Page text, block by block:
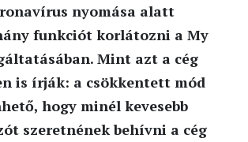
nyomása alatt
funkciót korlátozni a My
Mint azt a cég
is írják: a csökkentett mód
hogy minél kevesebb
szeretnének behívni a cég